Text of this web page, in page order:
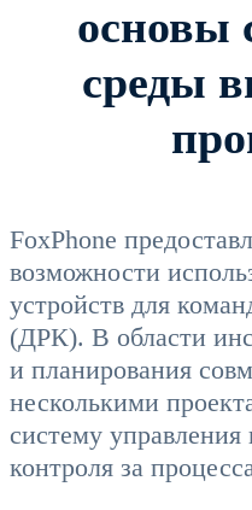
основы
среды
FoxPhone
возможности
устройств для
(ДРК). В области
и планирования
несколькими
систему
контроля за